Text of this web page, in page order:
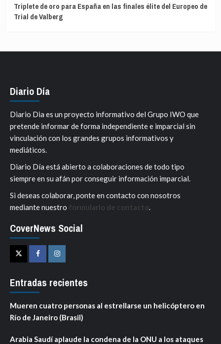
Triplete de oro para España en las finales élite del Europeo de
Trial de Valberg
Diario Día
Diario Dia es un proyecto informativo del Grupo IWO que
pretende informar de forma independiente e imparcial sin
vinculación con los grandes grupos informativos y
mediáticos.
Diario Día está abierto a colaboraciones de todo tipo
siempre en su afán por conseguir información imparcial.
Si deseas colaborar, ponte en contacto con nosotros
mediante nuestro formulario de contacto.
CoverNews Social
TwitterFacebookInstagram
Entradas recientes
Mueren cuatro personas al estrellarse un helicóptero en
Río de Janeiro (Brasil)
Arabia Saudí aplaude la condena de la ONU a los ataques